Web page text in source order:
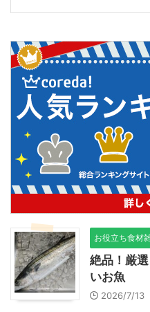
お役立ち食材
絶品！厳
いお魚
2026/7/13